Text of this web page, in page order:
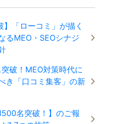
】「ローコミ」が描く
るMEO・SEOシナジ
破！MEO対策時代に
き「口コミ集客」の新
名突破！】のご報